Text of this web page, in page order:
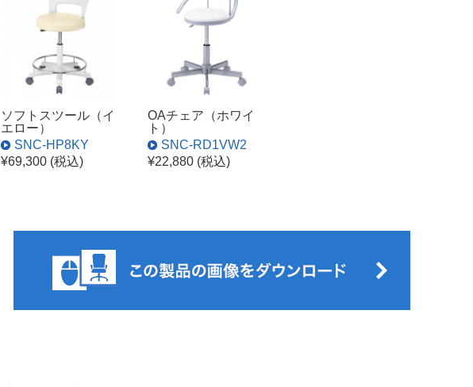
ソフトスツール（イ
エロー）
SNC-HP8KY
¥69,300 (税込)
OAチェア（ホワイ
ト）
SNC-RD1VW2
¥22,880 (税込)